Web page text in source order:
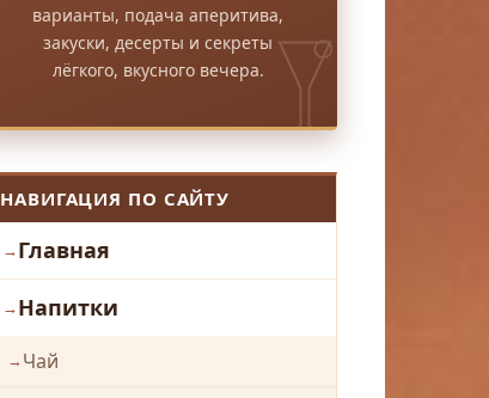
варианты, подача аперитива,
закуски, десерты и секреты
лёгкого, вкусного вечера.
НАВИГАЦИЯ ПО САЙТУ
Главная
Напитки
Чай